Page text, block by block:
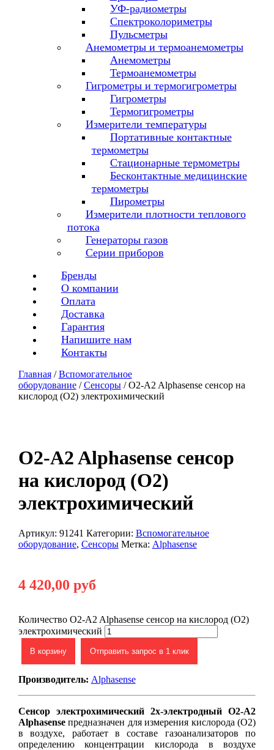
УФ-радиометры
Спектроколориметры
Пульсметры
Анемометры и термоанемометры
Анемометры
Термоанемометры
Гигрометры и термогигрометры
Гигрометры
Термогигрометры
Измерители температуры
Портативные контактные
термометры
Стационарные термометры
Бесконтактные медицинские
термометры
Пирометры
Измерители плотности теплового
потока
Генераторы газов
Серии приборов
Бренды
О компании
Оплата
Доставка
Гарантия
Напишите нам
Контакты
Главная/Вспомогательное
оборудование/Сенсоры/ O2-A2 Alphasense сенсор на
кислород (O2) электрохимический
O2-A2 Alphasense сенсор
на кислород (O2)
электрохимический
Артикул: 91241 Категории: Вспомогательное
оборудование, Сенсоры Метка: Alphasense
4 420,00 руб
Количество O2-A2 Alphasense сенсор на кислород (O2)
электрохимический
В корзину Отправить запрос в 1 клик
Производитель: Alphasense
Сенсор электрохимический 2х-электродный O2-A2
Alphasenseпредназначен для измерения кислорода (O2)
в воздухе,
работает в составе газоанализаторов по
определению концентрации кислорода в воздухе